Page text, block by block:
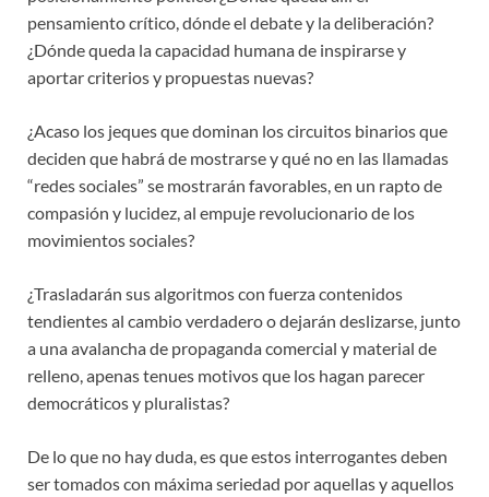
pensamiento crítico, dónde el debate y la deliberación?
¿Dónde queda la capacidad humana de inspirarse y
aportar criterios y propuestas nuevas?
¿Acaso los jeques que dominan los circuitos binarios que
deciden que habrá de mostrarse y qué no en las llamadas
“redes sociales” se mostrarán favorables, en un rapto de
compasión y lucidez, al empuje revolucionario de los
movimientos sociales?
¿Trasladarán sus algoritmos con fuerza contenidos
tendientes al cambio verdadero o dejarán deslizarse, junto
a una avalancha de propaganda comercial y material de
relleno, apenas tenues motivos que los hagan parecer
democráticos y pluralistas?
De lo que no hay duda, es que estos interrogantes deben
ser tomados con máxima seriedad por aquellas y aquellos